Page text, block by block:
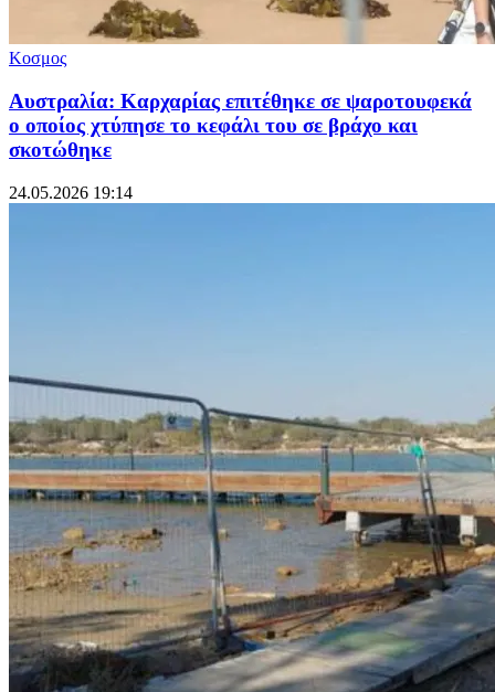
Κοσμος
Αυστραλία: Καρχαρίας επιτέθηκε σε ψαροτουφεκά
ο οποίος χτύπησε το κεφάλι του σε βράχο και
σκοτώθηκε
24.05.2026 19:14